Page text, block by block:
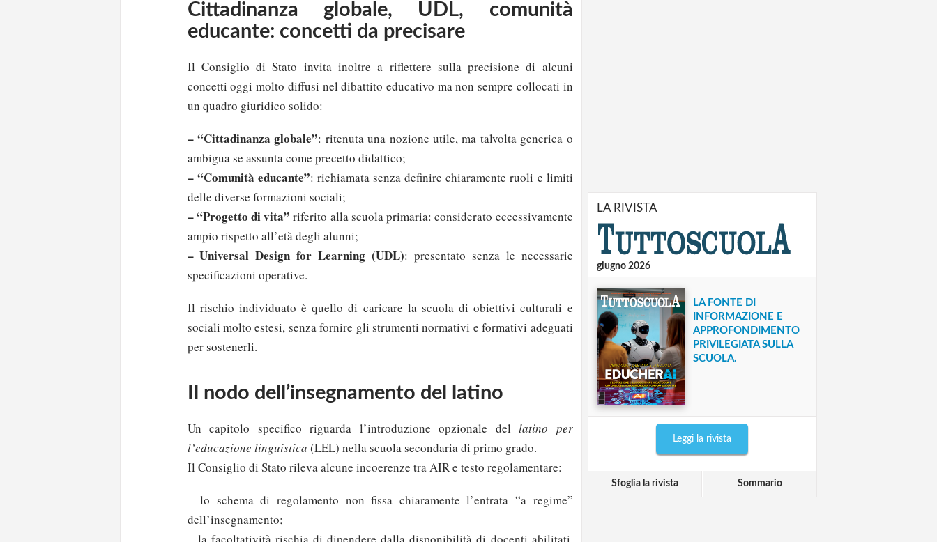
Cittadinanza globale, UDL, comunità
educante: concetti da precisare
Il Consiglio di Stato invita inoltre a riflettere sulla precisione di alcuni
concetti oggi molto diffusi nel dibattito educativo ma non sempre collocati in
un quadro giuridico solido:
– “Cittadinanza globale”: ritenuta una nozione utile, ma talvolta generica o
ambigua se assunta come precetto didattico;
– “Comunità educante”: richiamata senza definire chiaramente ruoli e limiti
delle diverse formazioni sociali;
– “Progetto di vita” riferito alla scuola primaria: considerato eccessivamente
ampio rispetto all’età degli alunni;
– Universal Design for Learning (UDL): presentato senza le necessarie
specificazioni operative.
Il rischio individuato è quello di caricare la scuola di obiettivi culturali e
sociali molto estesi, senza fornire gli strumenti normativi e formativi adeguati
per sostenerli.
Il nodo dell’insegnamento del latino
Un capitolo specifico riguarda l’introduzione opzionale dellatino per
l’educazione linguistica (LEL) nella scuola secondaria di primo grado.
Il Consiglio di Stato rileva alcune incoerenze tra AIR e testo regolamentare:
– lo schema di regolamento non fissa chiaramente l’entrata “a regime”
dell’insegnamento;
– la facoltatività rischia di dipendere dalla disponibilità di docenti abilitati,
LA RIVISTA
giugno 2026
LA FONTE DI
INFORMAZIONE E
APPROFONDIMENTO
PRIVILEGIATA SULLA
SCUOLA.
Leggi la rivista
Sfoglia la rivista Sommario